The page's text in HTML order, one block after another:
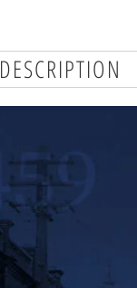
DESCRIPTION